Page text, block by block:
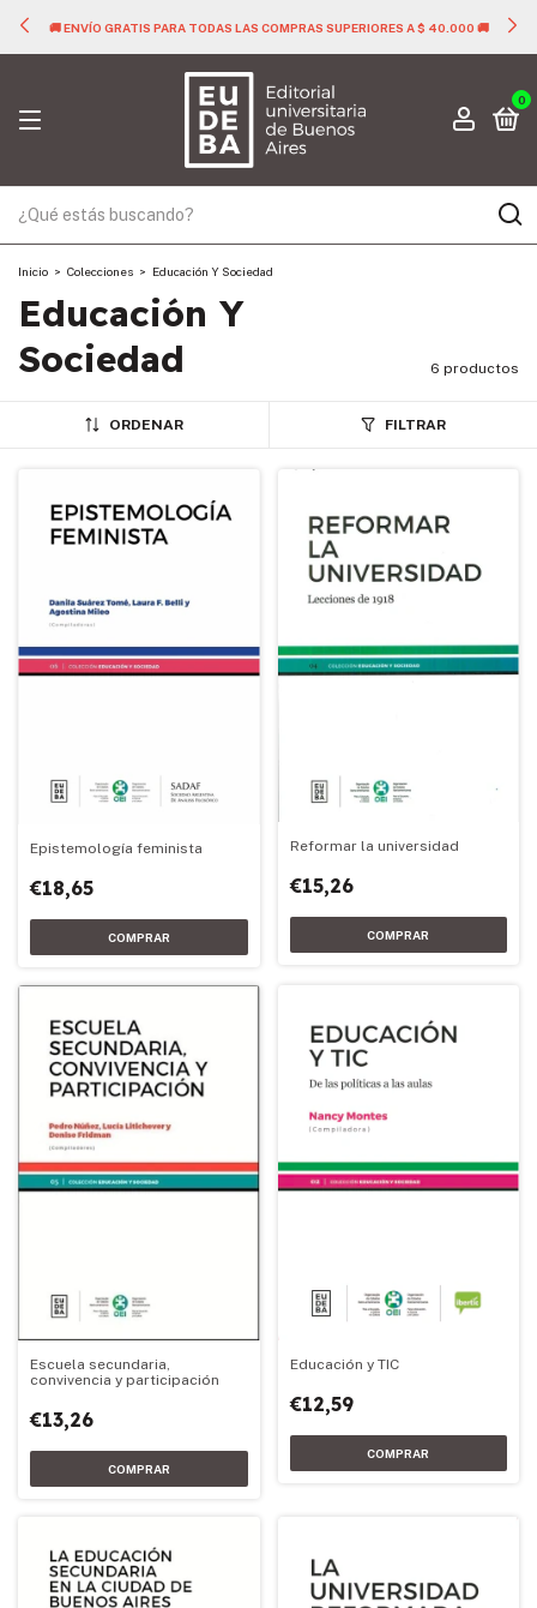
🚚 ENVÍO GRATIS PARA TODAS LAS COMPRAS SUPERIORES A $ 40.000 🚚
0
Inicio > Colecciones > Educación Y Sociedad
Educación Y
Sociedad
6 productos
ORDENAR FILTRAR
Epistemología feminista
€18,65
Reformar la universidad
€15,26
Escuela secundaria,
convivencia y participación
€13,26
Educación y TIC
€12,59